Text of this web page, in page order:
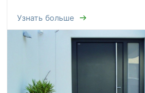
Узнать больше